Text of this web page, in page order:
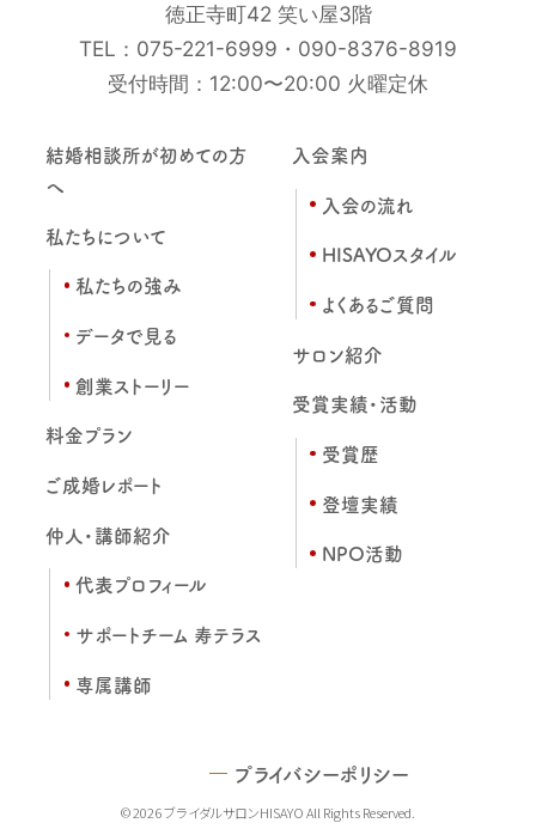
徳正寺町42 笑い屋3階
TEL： 075-221-6999 ・ 090-8376-8919
受付時間：12:00〜20:00 火曜定休
結婚相談所が初めての方
へ
私たちについて
私たちの強み
データで見る
創業ストーリー
料金プラン
ご成婚レポート
仲人・講師紹介
代表プロフィール
サポートチーム 寿テラス
専属講師
入会案内
入会の流れ
HISAYOスタイル
よくあるご質問
サロン紹介
受賞実績・活動
受賞歴
登壇実績
NPO活動
プライバシーポリシー
© 2026 ブライダルサロンHISAYO All Rights Reserved.